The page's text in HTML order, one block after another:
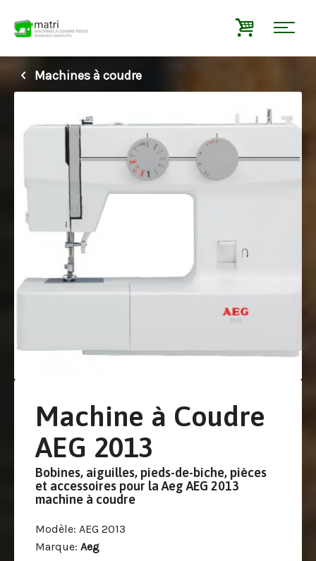
Machines à coudre
Machine à Coudre
AEG 2013
Bobines, aiguilles, pieds-de-biche, pièces
et accessoires pour la Aeg AEG 2013
machine à coudre
Modèle: AEG 2013
Marque: Aeg